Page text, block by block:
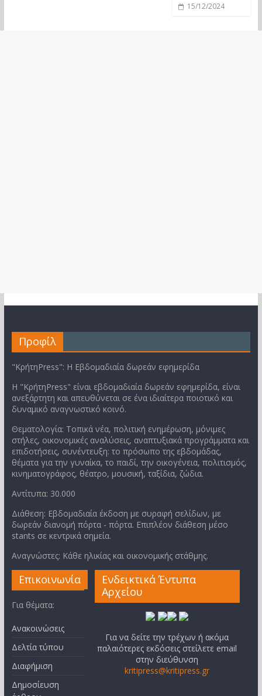
15/12/2024
Προφίλ
"ΚρήτηPress": Η Εβδομαδιαία δωρεάν εφημερίδα
Η "ΚρήτηPress" είναι εβδομαδιαία δωρεάν εφημερίδα, είναι
ανεξάρτητη και απευθύνεται σε ένα ιδιαίτερα ποιοτικό και
δυναμικό αναγνωστικό κοινό.
Θεματολογία: Τοπικά νέα, πολιτική ενημέρωση, μόνιμες
στήλες, οικονομικές αναλύσεις, αναπτυξιακά προγράμματα και
επιδοτήσεις, συνέντευξη: το πρόσωπο της εβδομάδας,
θέματα για την γυναίκα, το παιδί, την οικογένεια, πολιτισμός,
κινηματογράφος, θέατρο, μουσική, ταξίδια, ζώδια.
Αντίτυπα: 30.000
Διάθεση: Εβδομαδιαία έκδοση με συραφή σελίδων, με
δωρεάν διανομή πόρτα - πόρτα. Επιπλέον διάθεση μέσο
stants σε κεντρικά σημεία.
Αναγνώστες: Κάθε ηλικίας και οικονομικής στάθμης.
Επικοινωνία
Για θέματα:
Ανακοινώσεις
Δελτία τύπου
Διαφήμιση
Δημοσίευση
Ενδεικτικά Έντυπα
Αρχείου
Για να δείτε την τρέχων ή ακόμα
παλαιότερες εκδόσεις στείλετε email
στην διεύθυνση
kritipress@kritipress.gr